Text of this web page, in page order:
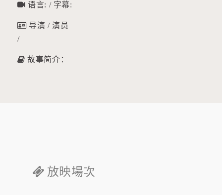
语言: / 字幕:
导演 / 演员
/
故事简介：
放映場次